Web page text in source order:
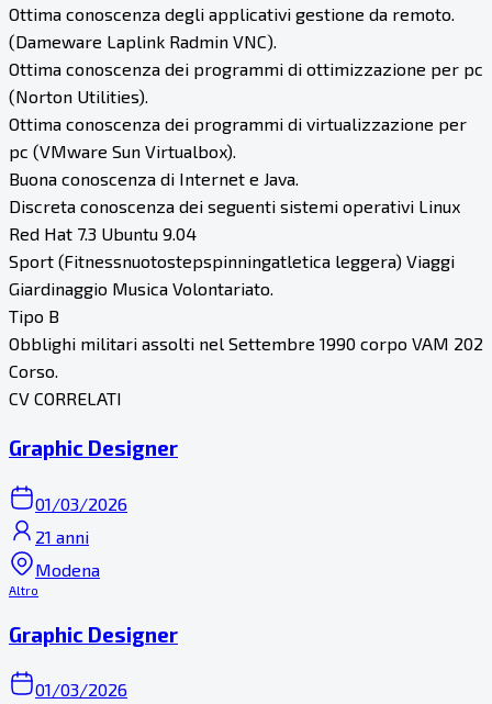
Ottima conoscenza degli applicativi gestione da remoto.
(Dameware Laplink Radmin VNC).
Ottima conoscenza dei programmi di ottimizzazione per pc
(Norton Utilities).
Ottima conoscenza dei programmi di virtualizzazione per
pc (VMware Sun Virtualbox).
Buona conoscenza di Internet e Java.
Discreta conoscenza dei seguenti sistemi operativi Linux
Red Hat 7.3 Ubuntu 9.04
Sport (Fitnessnuotostepspinningatletica leggera) Viaggi
Giardinaggio Musica Volontariato.
Tipo B
Obblighi militari assolti nel Settembre 1990 corpo VAM 202
Corso.
CV CORRELATI
Graphic Designer
01/03/2026
21 anni
Modena
Altro
Graphic Designer
01/03/2026